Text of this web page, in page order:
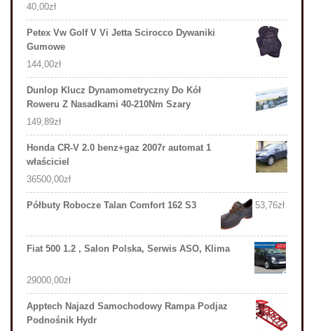
40,00zł
Petex Vw Golf V Vi Jetta Scirocco Dywaniki
Gumowe
144,00zł
Dunlop Klucz Dynamometryczny Do Kół
Roweru Z Nasadkami 40-210Nm Szary
149,89zł
Honda CR-V 2.0 benz+gaz 2007r automat 1
właściciel
36500,00zł
Półbuty Robocze Talan Comfort 162 S3 53,76zł
Fiat 500 1.2 , Salon Polska, Serwis ASO, Klima
29000,00zł
Apptech Najazd Samochodowy Rampa Podjaz
Podnośnik Hydr